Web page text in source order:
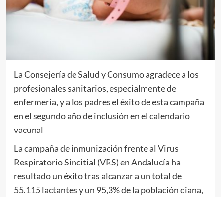
La Consejería de Salud y Consumo agradece a los
profesionales sanitarios, especialmente de
enfermería, y a los padres el éxito de esta campaña
en el segundo año de inclusión en el calendario
vacunal
La campaña de inmunización frente al Virus
Respiratorio Sincitial (VRS) en Andalucía ha
resultado un éxito tras alcanzar a un total de
55.115 lactantes y un 95,3% de la población diana,